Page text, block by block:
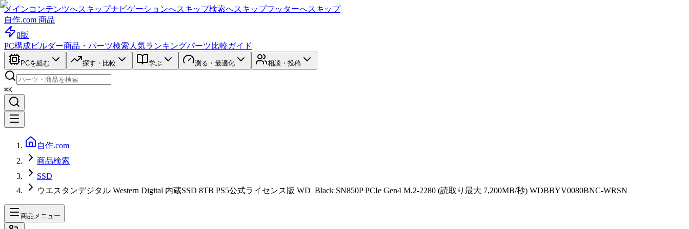
メインコンテンツへスキップナビゲーションへスキップ検索へスキップフッターへスキップ
自作.com 商品
β版
PC構成ビルダー商品・パーツ検索 人気ランキングパーツ比較ガイド
PCを組む 探す・比較 学ぶ 測る・最適化 相談・投稿
⌘K
自作.com
商品検索
SSD
ウエスタンデジタル Western Digital 内蔵SSD 8TB PS5公式ライセンス版 WD_Black SN850P PCIe Gen4 M.2-2280 (読取り最大 7,200MB/秒) WDBBYV0080BNC-WRSN
商品メニュー